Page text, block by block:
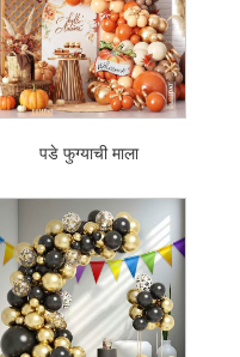
पडे फुग्याची माला